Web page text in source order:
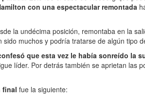
con una espectacular remontada
la undécima posición, remontaba en la
muchos y podría tratarse de algún tipo
que esta vez le había sonreído la
líder. Por detrás también se aprietan las
final fue la siguiente: